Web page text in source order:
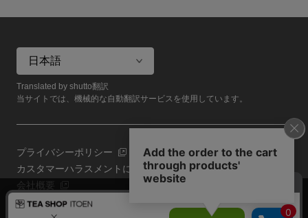
Translated by shutto翻訳
当サイトでは、機械的な自動翻訳サービスを使用しています。
プライバシーポリシー
カスタマーハラスメントに対する基本方針
会社概要
共通規約
当サイトでは利用体験の向上およびコンテンツの最適な提供、ト
ラフィックの分析を目的としてCookieを使用しています。